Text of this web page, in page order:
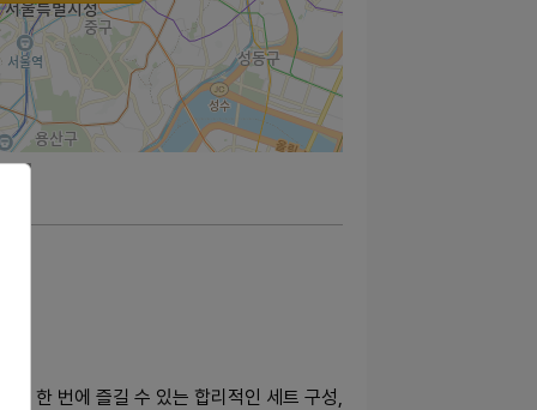
을 한 번에 즐길 수 있는 합리적인 세트 구성,